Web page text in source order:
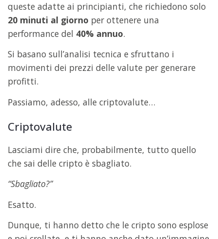
queste adatte ai principianti, che richiedono solo
20 minuti al giorno per ottenere una
performance del 40% annuo.
Si basano sull’analisi tecnica e sfruttano i
movimenti dei prezzi delle valute per generare
profitti.
Passiamo, adesso, alle criptovalute…
Criptovalute
Lasciami dire che, probabilmente, tutto quello
che sai delle cripto è sbagliato.
“Sbagliato?”
Esatto.
Dunque, ti hanno detto che le cripto sono esplose